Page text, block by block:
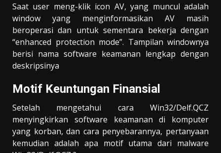
Saat user meng-klik icon AV, yang muncul adalah
window yang menginformasikan AV masih
beroperasi dan untuk sementara bekerja dengan
“enhanced protection mode”. Tampilan windownya
berisi nama software keamanan lengkap dengan
deskripsinya
Motif Keuntungan Finansial
Setelah mengetahui cara Win32/Delf.QCZ
menyingkirkan software keamanan di komputer
yang korban, dan cara penyebarannya, pertanyaan
kemudian adalah apa motif utama dari malware